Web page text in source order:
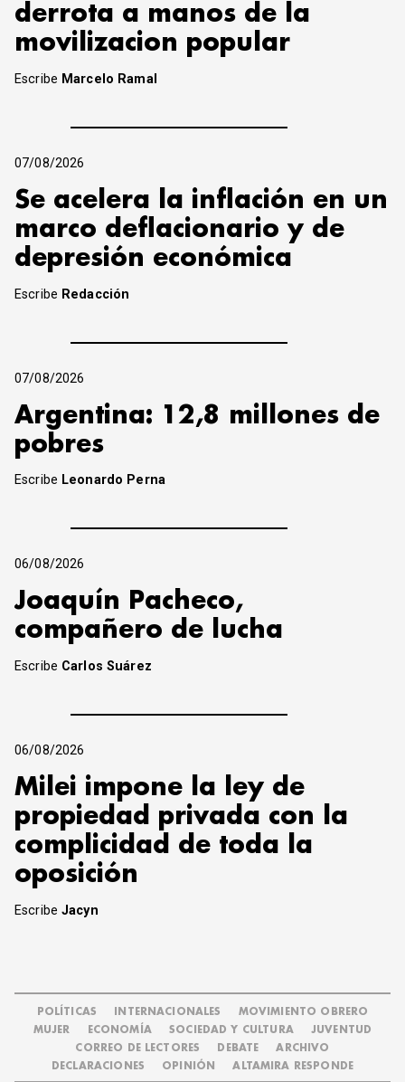
derrota a manos de la
movilizacion popular
Escribe Marcelo Ramal
07/08/2026
Se acelera la inflación en un
marco deflacionario y de
depresión económica
Escribe Redacción
07/08/2026
Argentina: 12,8 millones de
pobres
Escribe Leonardo Perna
06/08/2026
Joaquín Pacheco,
compañero de lucha
Escribe Carlos Suárez
06/08/2026
Milei impone la ley de
propiedad privada con la
complicidad de toda la
oposición
EscribeJacyn
POLÍTICAS INTERNACIONALES
MOVIMIENTO OBRERO
MUJER
ECONOMÍA SOCIEDAD Y CULTURA
JUVENTUD
CORREO DE LECTORES
DEBATE
ARCHIVO
DECLARACIONES
OPINIÓN ALTAMIRA RESPONDE